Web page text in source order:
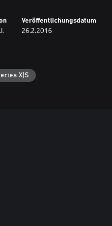
Veröffentlichungsdatum
26.2.2016
X|S